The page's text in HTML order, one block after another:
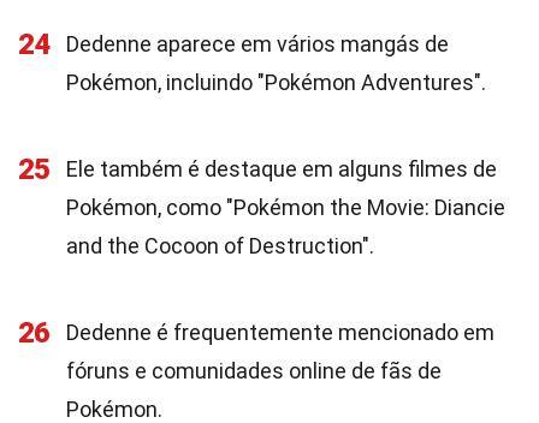
24
Dedenne aparece em vários mangás de
Pokémon, incluindo "Pokémon Adventures".
25
Ele também é destaque em alguns filmes de
Pokémon, como "Pokémon the Movie: Diancie
and the Cocoon of Destruction".
26
Dedenne é frequentemente mencionado em
fóruns e comunidades online de fãs de
Pokémon.